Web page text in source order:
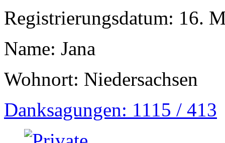
Registrierungsdatum: 16.
Name: Jana
Wohnort: Niedersachsen
Danksagungen: 1115 / 413